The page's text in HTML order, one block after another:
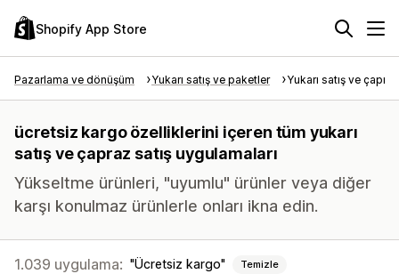
Shopify App Store
Pazarlama ve dönüşüm Yukarı satış ve paketler Yukarı satış ve
ücretsiz kargo özelliklerini içeren tüm yukarı
satış ve çapraz satış uygulamaları
Yükseltme ürünleri, "uyumlu" ürünler veya diğer
karşı konulmaz ürünlerle onları ikna edin.
1.039 uygulama: Ücretsiz kargo Temizle